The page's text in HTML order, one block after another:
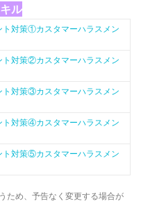
ル
ト対策①カスタマーハラスメン
ト対策②カスタマーハラスメン
ト対策③カスタマーハラスメン
ト対策④カスタマーハラスメン
ト対策⑤カスタマーハラスメン
ため、予告なく変更する場合が